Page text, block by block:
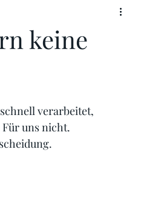
keine
verarbeitet,
uns nicht.